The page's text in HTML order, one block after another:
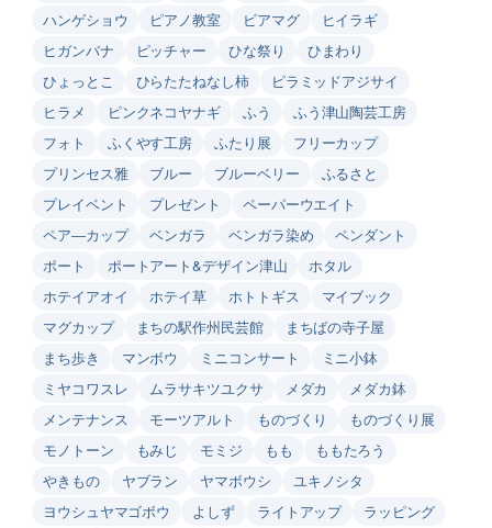
ハンゲショウ
ピアノ教室 ビアマグ
ヒイラギ
ヒガンバナ
ピッチャー ひな祭り
ひまわり
ひょっとこ
ひらたたねなし柿
ピラミッドアジサイ
ヒラメ
ピンクネコヤナギ ふう
ふう津山陶芸工房
フォト
ふくやす工房 ふたり展
フリーカップ
プリンセス雅
ブルー ブルーベリー
ふるさと
プレイベント
プレゼント
ペーパーウエイト
ペア―カップ
ベンガラ ベンガラ染め
ペンダント
ポート
ポートアート&デザイン津山
ホタル
ホテイアオイ
ホテイ草 ホトトギス
マイブック
マグカップ
まちの駅作州民芸館
まちばの寺子屋
まち歩き
マンボウ ミニコンサート
ミニ小鉢
ミヤコワスレ
ムラサキツユクサ メダカ
メダカ鉢
メンテナンス
モーツアルト ものづくり
ものづくり展
モノトーン
もみじ モミジ もも
ももたろう
やきもの
ヤブラン ヤマボウシ
ユキノシタ
ヨウシュヤマゴボウ
よしず ライトアップ
ラッピング